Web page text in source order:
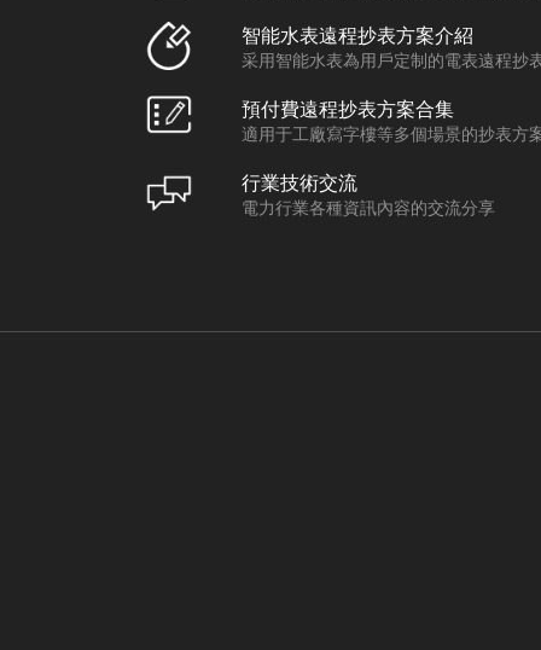
智能水表遠程抄表方案介紹
采用智能水表為用戶定制的電表遠程抄
預付費遠程抄表方案合集
適用于工廠寫字樓等多個場景的抄表方
行業技術交流
電力行業各種資訊內容的交流分享